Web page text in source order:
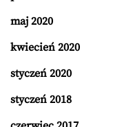
maj 2020
kwiecień 2020
styczeń 2020
styczeń 2018